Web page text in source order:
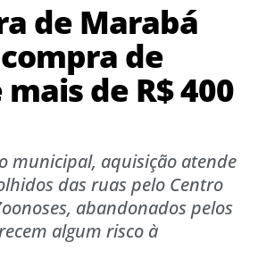
de Marabá
de
de R$ 400
municipal, aquisição atende
das ruas pelo Centro
abandonados pelos
algum risco à